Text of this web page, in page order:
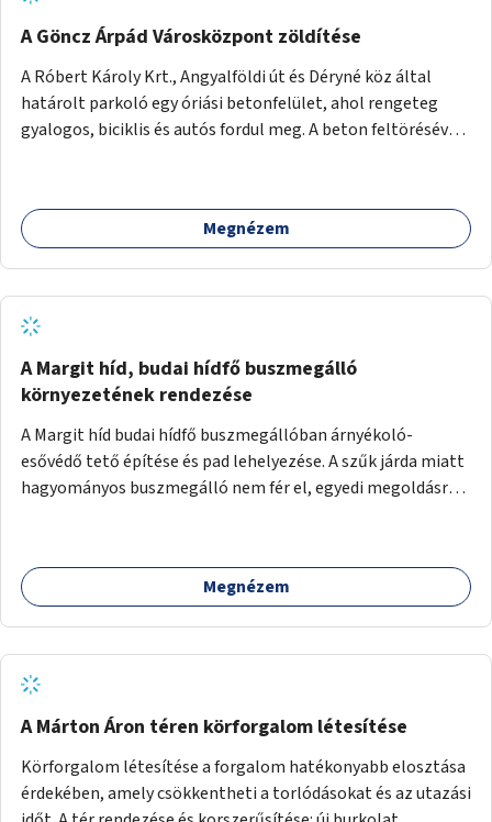
A Göncz Árpád Városközpont zöldítése
A Róbert Károly Krt., Angyalföldi út és Déryné köz által
határolt parkoló egy óriási betonfelület, ahol rengeteg
gyalogos, biciklis és autós fordul meg. A beton feltörésével,
menti járda és a parkoló közé kellene egy zöld sáv,
virágágyásokkal a meglévő fák alá, a lakóépület felőli két
Megnézem
A Margit híd, budai hídfő buszmegálló
környezetének rendezése
A Margit híd budai hídfő buszmegállóban árnyékoló-
esővédő tető építése és pad lehelyezése. A szűk járda miatt
hagyományos buszmegálló nem fér el, egyedi megoldásra
Megnézem
A Márton Áron téren körforgalom létesítése
Körforgalom létesítése a forgalom hatékonyabb elosztása
érdekében, amely csökkentheti a torlódásokat és az utazási